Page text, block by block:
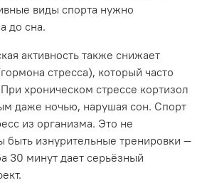
виды спорта нужно
до сна.
активность также снижает
стресса), который часто
хроническом стрессе кортизол
даже ночью, нарушая сон. Спорт
из организма. Это не
быть изнурительные тренировки —
30 минут дает серьёзный